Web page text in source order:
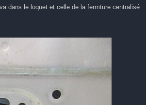
dans le loquet et celle de la fermture centralisé